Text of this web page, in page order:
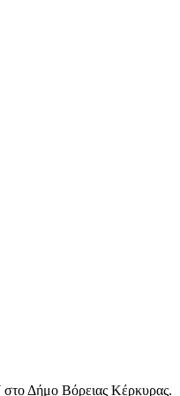
Δήμο Βόρειας Κέρκυρας.